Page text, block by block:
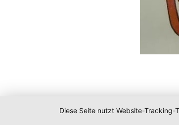
Diese Seite nutzt Website-